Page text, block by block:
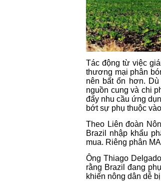
Tác động từ việc
thương mại phân
nên bất ổn hơn.
nguồn cung và chi
đẩy nhu cầu ứng
bớt sự phụ thuộc
Theo Liên đoàn
Brazil nhập khẩu
mua. Riêng phân
Ông Thiago
rằng Brazil đang
khiến nông dân dễ